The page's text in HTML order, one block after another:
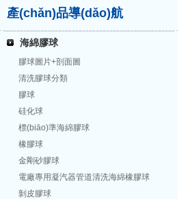
產(chǎn)品導(dǎo)航
海綿膠球
膠球圖片+剖面圖
清洗膠球分類
膠球
硅化球
標(biāo)準海綿膠球
橡膠球
金剛砂膠球
電廠專用凝汽器管道清洗海綿橡膠球
剝皮膠球